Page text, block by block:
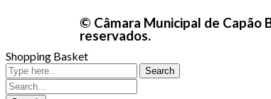
© Câmara Municipal de Capão
reservados.
Shopping Basket